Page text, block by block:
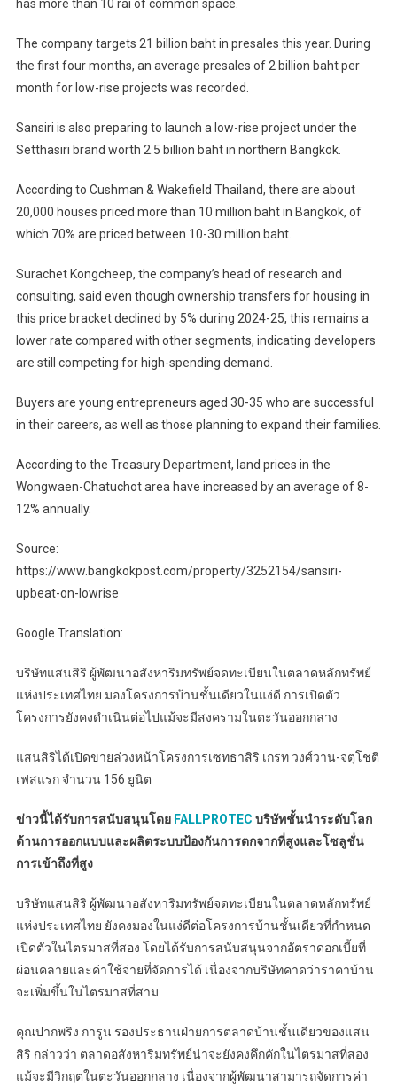
has more than 10 rai of common space.
The company targets 21 billion baht in presales this year. During
the first four months, an average presales of 2 billion baht per
month for low-rise projects was recorded.
Sansiri is also preparing to launch a low-rise project under the
Setthasiri brand worth 2.5 billion baht in northern Bangkok.
According to Cushman & Wakefield Thailand, there are about
20,000 houses priced more than 10 million baht in Bangkok, of
which 70% are priced between 10-30 million baht.
Surachet Kongcheep, the company’s head of research and
consulting, said even though ownership transfers for housing in
this price bracket declined by 5% during 2024-25, this remains a
lower rate compared with other segments, indicating developers
are still competing for high-spending demand.
Buyers are young entrepreneurs aged 30-35 who are successful
in their careers, as well as those planning to expand their families.
According to the Treasury Department, land prices in the
Wongwaen-Chatuchot area have increased by an average of 8-
12% annually.
Source:
https://www.bangkokpost.com/property/3252154/sansiri-
upbeat-on-lowrise
Google Translation:
บริษัทแสนสิริ ผู้พัฒนาอสังหาริมทรัพย์จดทะเบียนในตลาดหลักทรัพย์
แห่งประเทศไทย มองโครงการบ้านชั้นเดียวในแง่ดี การเปิดตัว
โครงการยังคงดำเนินต่อไปแม้จะมีสงครามในตะวันออกกลาง
แสนสิริได้เปิดขายล่วงหน้าโครงการเซทธาสิริ เกรท วงศ์วาน-จตุโชติ
เฟสแรก จำนวน 156 ยูนิต
ข่าวนี้ได้รับการสนับสนุนโดย FALLPROTEC บริษัทชั้นนำระดับโลก
ด้านการออกแบบและผลิตระบบป้องกันการตกจากที่สูงและโซลูชั่น
การเข้าถึงที่สูง
บริษัทแสนสิริ ผู้พัฒนาอสังหาริมทรัพย์จดทะเบียนในตลาดหลักทรัพย์
แห่งประเทศไทย ยังคงมองในแง่ดีต่อโครงการบ้านชั้นเดียวที่กำหนด
เปิดตัวในไตรมาสที่สอง โดยได้รับการสนับสนุนจากอัตราดอกเบี้ยที่
ผ่อนคลายและค่าใช้จ่ายที่จัดการได้ เนื่องจากบริษัทคาดว่าราคาบ้าน
จะเพิ่มขึ้นในไตรมาสที่สาม
คุณปากพริง การูน รองประธานฝ่ายการตลาดบ้านชั้นเดียวของแสน
สิริ กล่าวว่า ตลาดอสังหาริมทรัพย์น่าจะยังคงคึกคักในไตรมาสที่สอง
แม้จะมีวิกฤตในตะวันออกกลาง เนื่องจากผู้พัฒนาสามารถจัดการค่า